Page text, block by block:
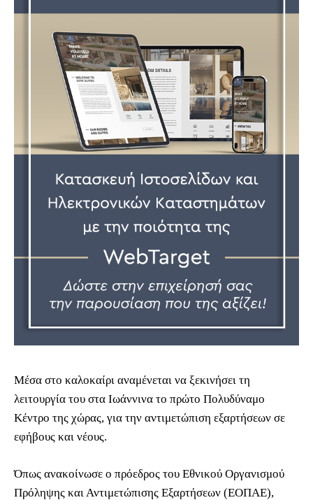
Μέσα στο καλοκαίρι αναμένεται να ξεκινήσει τη
λειτουργία του στα Ιωάννινα το πρώτο Πολυδύναμο
Κέντρο της χώρας, για την αντιμετώπιση εξαρτήσεων σε
εφήβους και νέους.
Όπως ανακοίνωσε ο πρόεδρος του Εθνικού Οργανισμού
Πρόληψης και Αντιμετώπισης Εξαρτήσεων (ΕΟΠΑΕ),